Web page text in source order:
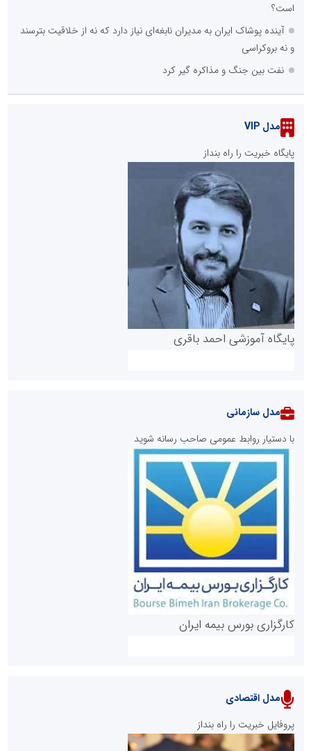
است؟
آینده پوشاک ایران به مدیران نابغه‌ای نیاز دارد که نه از خلاقیت بترسند
و نه بروکراسی
نفت بین جنگ و مذاکره گیر کرد
مدل VIP
پایگاه خبریت را راه بنداز
پایگاه آموزشی احمد باقری
روابط عمومی خبرگزاری گزارش خبر
پایگاه خبری نهضت ملی مسکن
مدل سازمانی
با دستیار روابط عمومی صاحب رسانه شوید
کارگزاری بورس بیمه ایران
مدل اقتصادی
پروفایل خبریت را راه بنداز